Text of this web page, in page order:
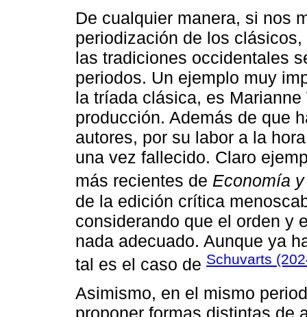
De cualquier manera, si nos
periodización de los
las tradiciones occidentales
periodos. Un ejemplo muy
la tríada clásica, es
producción. Además de que
autores, por su labor a la
una vez fallecido. Claro
más recientes de Economía
de la edición crítica
considerando que el orden y
nada adecuado. Aunque ya
tal es el caso de Schuvarts
Asimismo, en el mismo
proponer formas distintas de